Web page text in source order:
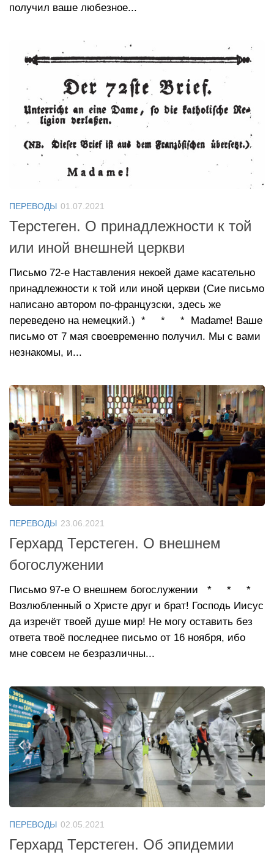
получил ваше любезное...
ПЕРЕВОДЫ 01.07.2021
Терстеген. О принадлежности к той
или иной внешней церкви
Письмо 72-е Наставления некоей даме касательно
принадлежности к той или иной церкви (Сие письмо
написано автором по-французски, здесь же
переведено на немецкий.) * * * Madame! Ваше
письмо от 7 мая своевременно получил. Мы с вами
незнакомы, и...
ПЕРЕВОДЫ 23.06.2021
Герхард Терстеген. О внешнем
богослужении
Письмо 97-е О внешнем богослужении * * *
Возлюбленный о Христе друг и брат! Господь Иисус
да изречёт твоей душе мир! Не могу оставить без
ответа твоё последнее письмо от 16 ноября, ибо
мне совсем не безразличны...
ПЕРЕВОДЫ 02.05.2021
Герхард Терстеген. Об эпидемии